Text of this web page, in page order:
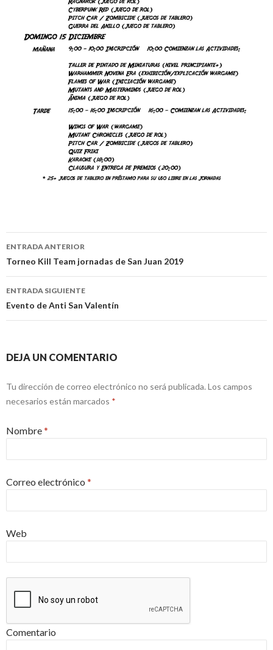
Ir a la entrada
ENTRADA ANTERIOR
Torneo Kill Team jornadas de San Juan 2019
ENTRADA SIGUIENTE
Evento de Anti San Valentín
DEJA UN COMENTARIO
Tu dirección de correo electrónico no será publicada. Los campos
necesarios están marcados *
Nombre*
Correo electrónico *
Web
Comentario